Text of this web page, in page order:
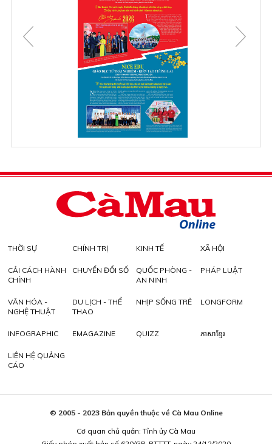
THỜI SỰ CHÍNH TRỊ KINH TẾ XÃ HỘI
CẢI CÁCH HÀNH
CHÍNH
CHUYỂN ĐỔI SỐ
QUỐC PHÒNG -
AN NINH
PHÁP LUẬT
VĂN HÓA -
NGHỆ THUẬT
DU LỊCH - THỂ
THAO
NHỊP SỐNG TRẺ LONGFORM
INFOGRAPHIC EMAGAZINE QUIZZ ភាសាខ្មែរ
LIÊN HỆ QUẢNG
CÁO
© 2005 - 2023 Bản quyền thuộc về Cà Mau Online
Cơ quan chủ quản: Tỉnh ủy Cà Mau